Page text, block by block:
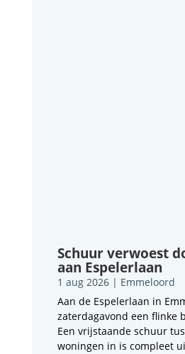
Schuur verwoest
aan Espelerlaan
1 aug 2026| Emmeloord
Aan de Espelerlaan in
zaterdagavond een flinke
Een vrijstaande schuur
woningen in is compleet